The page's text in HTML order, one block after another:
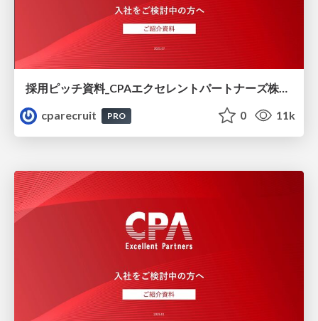
採用ピッチ資料_CPAエクセレントパートナーズ株式会社_25-07
cparecruit
PRO 0 11k